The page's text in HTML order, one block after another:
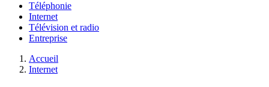
Téléphonie
Internet
Télévision et radio
Entreprise
Accueil
Internet